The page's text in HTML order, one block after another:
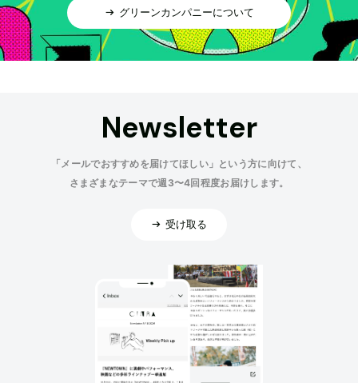
グリーンカンパニーについて
Newsletter
「メールでおすすめを届けてほしい」という方に向けて、
さまざまなテーマで週3〜4回程度お届けします。
受け取る